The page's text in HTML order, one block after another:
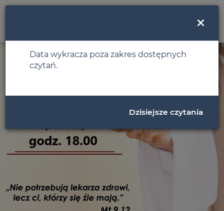
MENU
Data wykracza poza zakres dostępnych
czytań.
Dzisiejsze czytania